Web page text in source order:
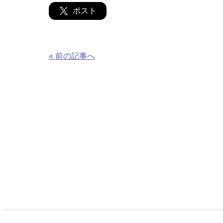
ポスト
« 前の記事へ